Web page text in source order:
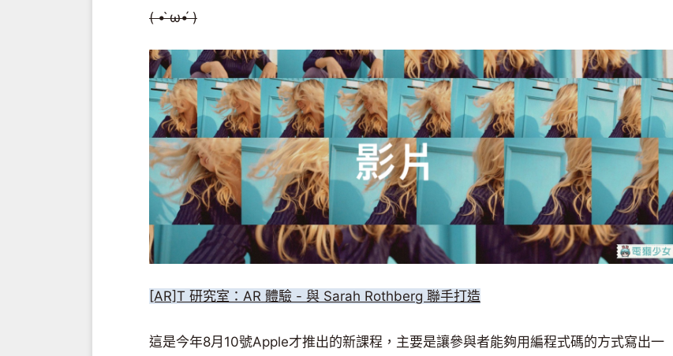
( • ̀ω•́ )
[AR]T 研究室：AR 體驗 - 與 Sarah Rothberg 聯手打造
這是今年8月10號Apple才推出的新課程，主要是讓參與者能夠用編程式碼的方式寫出一